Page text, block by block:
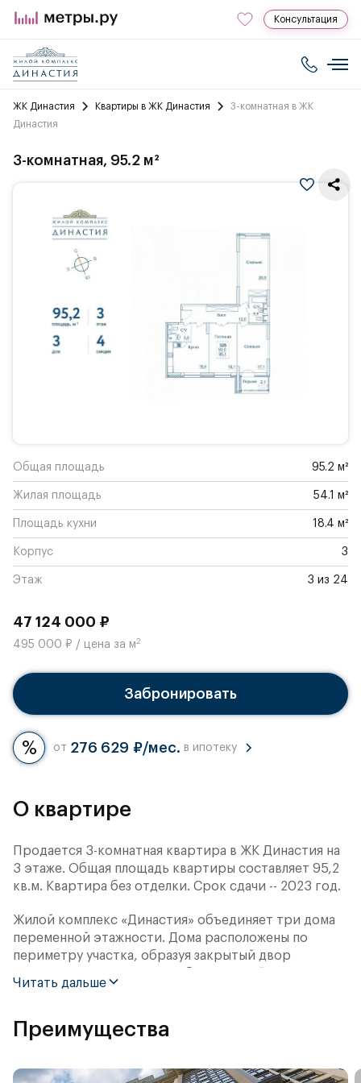
Консультация
ЖК Династия Квартиры в ЖК Династия
3-комнатная в ЖК
Династия
3-комнатная, 95.2 м²
Общая площадь 95.2 м²
Жилая площадь 54.1 м²
Площадь кухни 18.4 м²
Корпус 3
Этаж 3 из 24
47 124 000 ₽
495 000 ₽ / цена за м2
Забронировать
от 276 629 ₽/мес. в ипотеку
О квартире
Продается 3-комнатная квартира в ЖК Династия на
3 этаже. Общая площадь квартиры составляет 95,2
кв.м. Квартира без отделки. Срок сдачи -- 2023 год.
Жилой комплекс «Династия» объединяет три дома
переменной этажности. Дома расположены по
периметру участка, образуя закрытый двор
дворовой территории — «Парк отдыха в
российские и международные решения досуга под
открытым небом: городских пространств,
Читать дальше
Преимущества